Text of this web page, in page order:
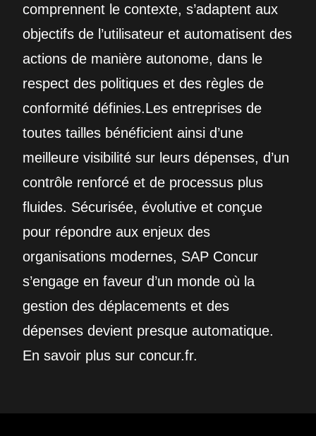
comprennent le contexte, s’adaptent aux
objectifs de l’utilisateur et automatisent des
actions de manière autonome, dans le
respect des politiques et des règles de
conformité définies.Les entreprises de
toutes tailles bénéficient ainsi d’une
meilleure visibilité sur leurs dépenses, d’un
contrôle renforcé et de processus plus
fluides. Sécurisée, évolutive et conçue
pour répondre aux enjeux des
organisations modernes, SAP Concur
s’engage en faveur d’un monde où la
gestion des déplacements et des
dépenses devient presque automatique.
En savoir plus sur concur.fr.